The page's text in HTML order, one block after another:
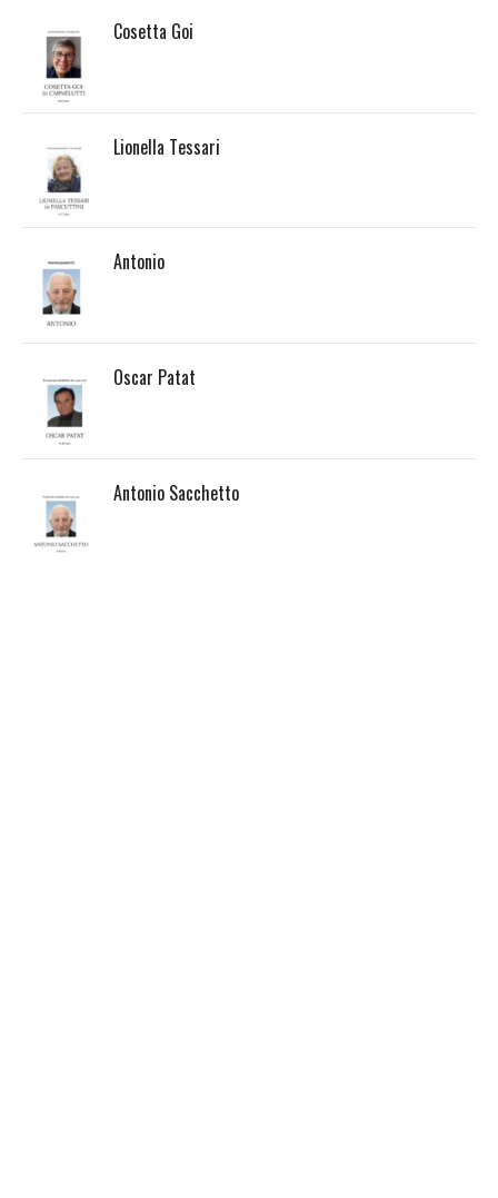
Cosetta Goi
Lionella Tessari
Antonio
Oscar Patat
Antonio Sacchetto